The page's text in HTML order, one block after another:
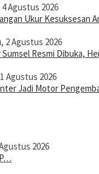
Agustus 2026
Ukur Kesuksesan
2 Agustus 2026
Sumsel Resmi Dibuka,
Agustus 2026
Jadi Motor
2026